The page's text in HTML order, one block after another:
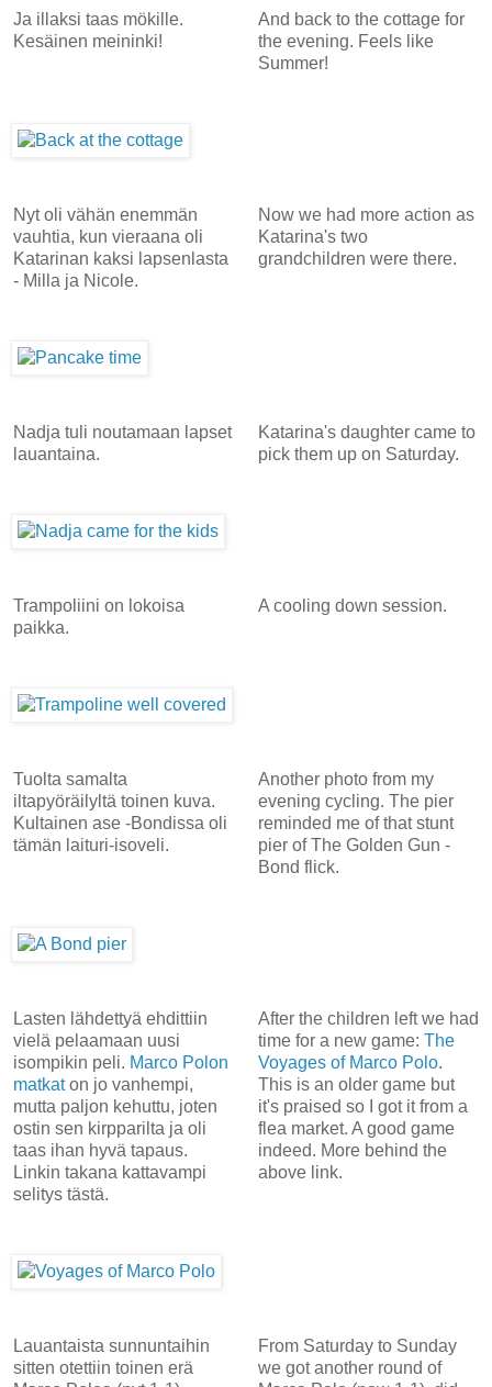
Ja illaksi taas mökille.
Kesäinen meininki!
And back to the cottage for
the evening. Feels like
Summer!
Nyt oli vähän enemmän
vauhtia, kun vieraana oli
Katarinan kaksi lapsenlasta
- Milla ja Nicole.
Now we had more action as
Katarina's two
grandchildren were there.
Nadja tuli noutamaan lapset
lauantaina.
Katarina's daughter came to
pick them up on Saturday.
Trampoliini on lokoisa
paikka.
A cooling down session.
Tuolta samalta
iltapyöräilyltä toinen kuva.
Kultainen ase -Bondissa oli
tämän laituri-isoveli.
Another photo from my
evening cycling. The pier
reminded me of that stunt
pier of The Golden Gun -
Bond flick.
Lasten lähdettyä ehdittiin
vielä pelaamaan uusi
isompikin peli. Marco Polon
matkaton jo vanhempi,
mutta paljon kehuttu, joten
ostin sen kirpparilta ja oli
taas ihan hyvä tapaus.
Linkin takana kattavampi
selitys tästä.
After the children left we had
time for a new game: The
Voyages of Marco Polo.
This is an older game but
it's praised so I got it from a
flea market. A good game
indeed. More behind the
above link.
Lauantaista sunnuntaihin
sitten otettiin toinen erä
From Saturday to Sunday
we got another round of